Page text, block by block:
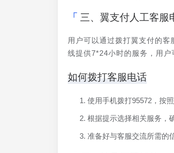
三、翼支付人工客服
用户可以通过拨打翼支付的客
线提供7*24小时的服务，用户
如何拨打客服电话
使用手机拨打95572，按
根据提示选择相关服务，
准备好与客服交流所需的